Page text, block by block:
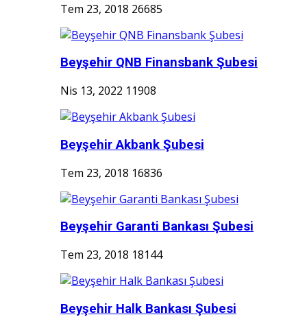
Tem 23, 2018 26685
Beyşehir QNB Finansbank Şubesi
Nis 13, 2022 11908
Beyşehir Akbank Şubesi
Tem 23, 2018 16836
Beyşehir Garanti Bankası Şubesi
Tem 23, 2018 18144
Beyşehir Halk Bankası Şubesi